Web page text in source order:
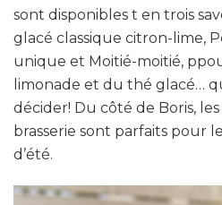
sont disponibles t en trois
glacé classique citron-lime,
unique et Moitié-moitié,
limonade et du thé glacé…
décider! Du côté de Boris,
brasserie sont parfaits pour
d’été.